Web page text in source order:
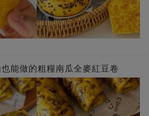
能做的粗糧南瓜全麥紅豆卷